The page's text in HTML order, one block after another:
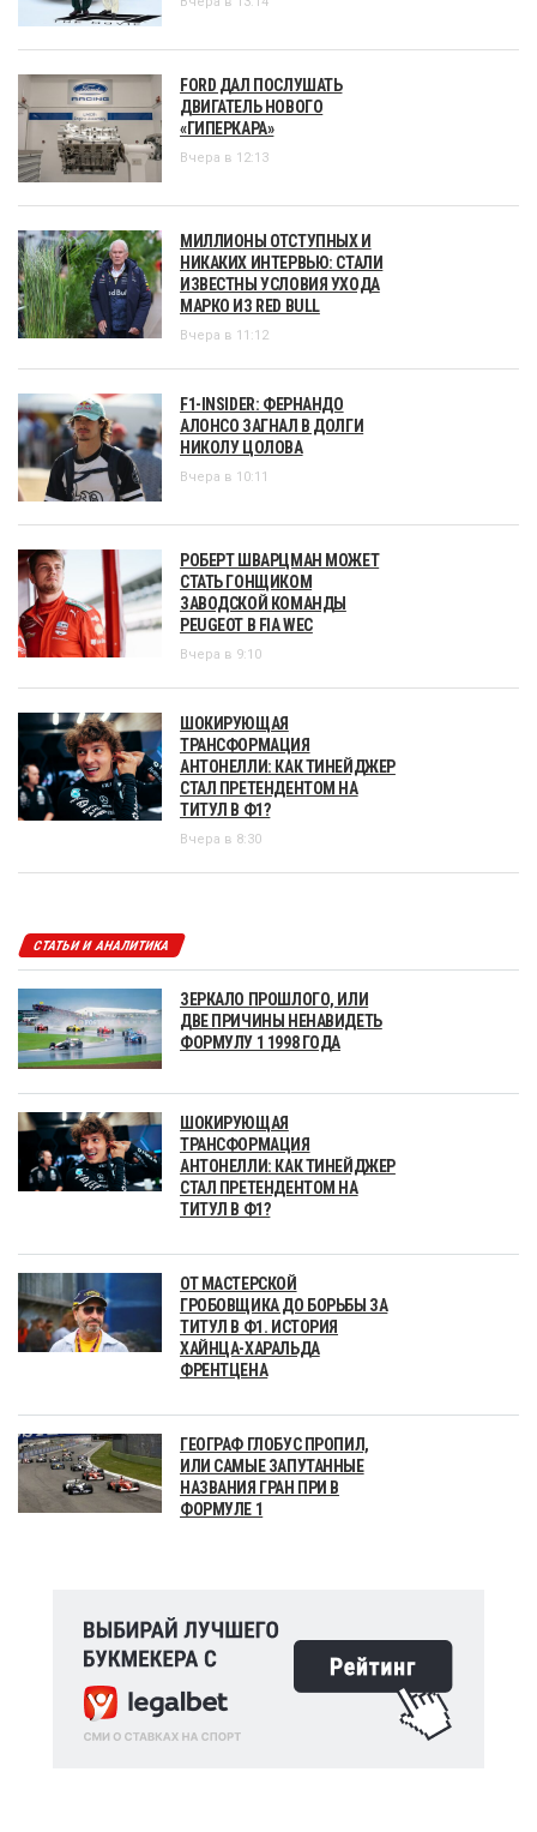
FORD ДАЛ ПОСЛУШАТЬ
ДВИГАТЕЛЬ НОВОГО
«ГИПЕРКАРА»
Вчера в 12:13
МИЛЛИОНЫ ОТСТУПНЫХ И
НИКАКИХ ИНТЕРВЬЮ: СТАЛИ
ИЗВЕСТНЫ УСЛОВИЯ УХОДА
МАРКО ИЗ RED BULL
Вчера в 11:12
F1-INSIDER: ФЕРНАНДО
АЛОНСО ЗАГНАЛ В ДОЛГИ
НИКОЛУ ЦОЛОВА
Вчера в 10:11
РОБЕРТ ШВАРЦМАН МОЖЕТ
СТАТЬ ГОНЩИКОМ
ЗАВОДСКОЙ КОМАНДЫ
PEUGEOT В FIA WEC
Вчера в 9:10
ШОКИРУЮЩАЯ
ТРАНСФОРМАЦИЯ
АНТОНЕЛЛИ: КАК ТИНЕЙДЖЕР
СТАЛ ПРЕТЕНДЕНТОМ НА
ТИТУЛ В Ф1?
Вчера в 8:30
СТАТЬИ И АНАЛИТИКА
ЗЕРКАЛО ПРОШЛОГО, ИЛИ
ДВЕ ПРИЧИНЫ НЕНАВИДЕТЬ
ФОРМУЛУ 1 1998 ГОДА
ШОКИРУЮЩАЯ
ТРАНСФОРМАЦИЯ
АНТОНЕЛЛИ: КАК ТИНЕЙДЖЕР
СТАЛ ПРЕТЕНДЕНТОМ НА
ТИТУЛ В Ф1?
ОТ МАСТЕРСКОЙ
ГРОБОВЩИКА ДО БОРЬБЫ ЗА
ТИТУЛ В Ф1. ИСТОРИЯ
ХАЙНЦА-ХАРАЛЬДА
ФРЕНТЦЕНА
ГЕОГРАФ ГЛОБУС ПРОПИЛ,
ИЛИ САМЫЕ ЗАПУТАННЫЕ
НАЗВАНИЯ ГРАН ПРИ В
ФОРМУЛЕ 1